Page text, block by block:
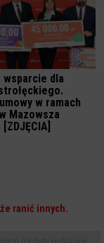
wsparcie dla
w ramach
Mazowsza
ranić innych.